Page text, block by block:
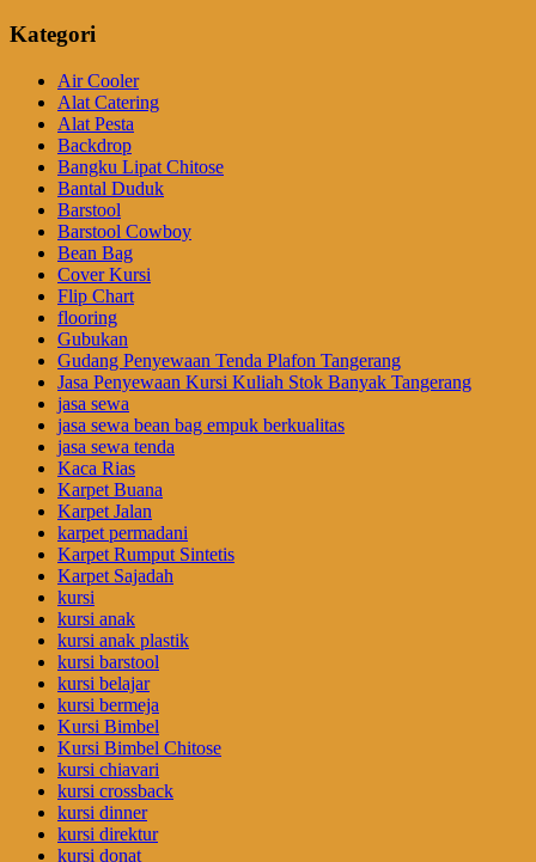
Kategori
Air Cooler
Alat Catering
Alat Pesta
Backdrop
Bangku Lipat Chitose
Bantal Duduk
Barstool
Barstool Cowboy
Bean Bag
Cover Kursi
Flip Chart
flooring
Gubukan
Gudang Penyewaan Tenda Plafon Tangerang
Jasa Penyewaan Kursi Kuliah Stok Banyak Tangerang
jasa sewa
jasa sewa bean bag empuk berkualitas
jasa sewa tenda
Kaca Rias
Karpet Buana
Karpet Jalan
karpet permadani
Karpet Rumput Sintetis
Karpet Sajadah
kursi
kursi anak
kursi anak plastik
kursi barstool
kursi belajar
kursi bermeja
Kursi Bimbel
Kursi Bimbel Chitose
kursi chiavari
kursi crossback
kursi dinner
kursi direktur
kursi donat